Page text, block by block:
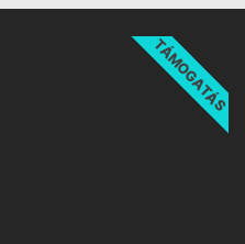
TÁMOGATÁS